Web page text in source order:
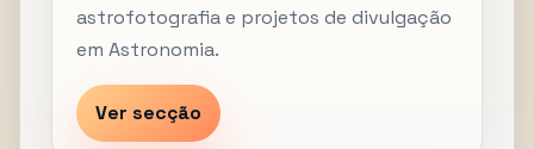
astrofotografia e projetos de divulgação
em Astronomia.
Ver secção